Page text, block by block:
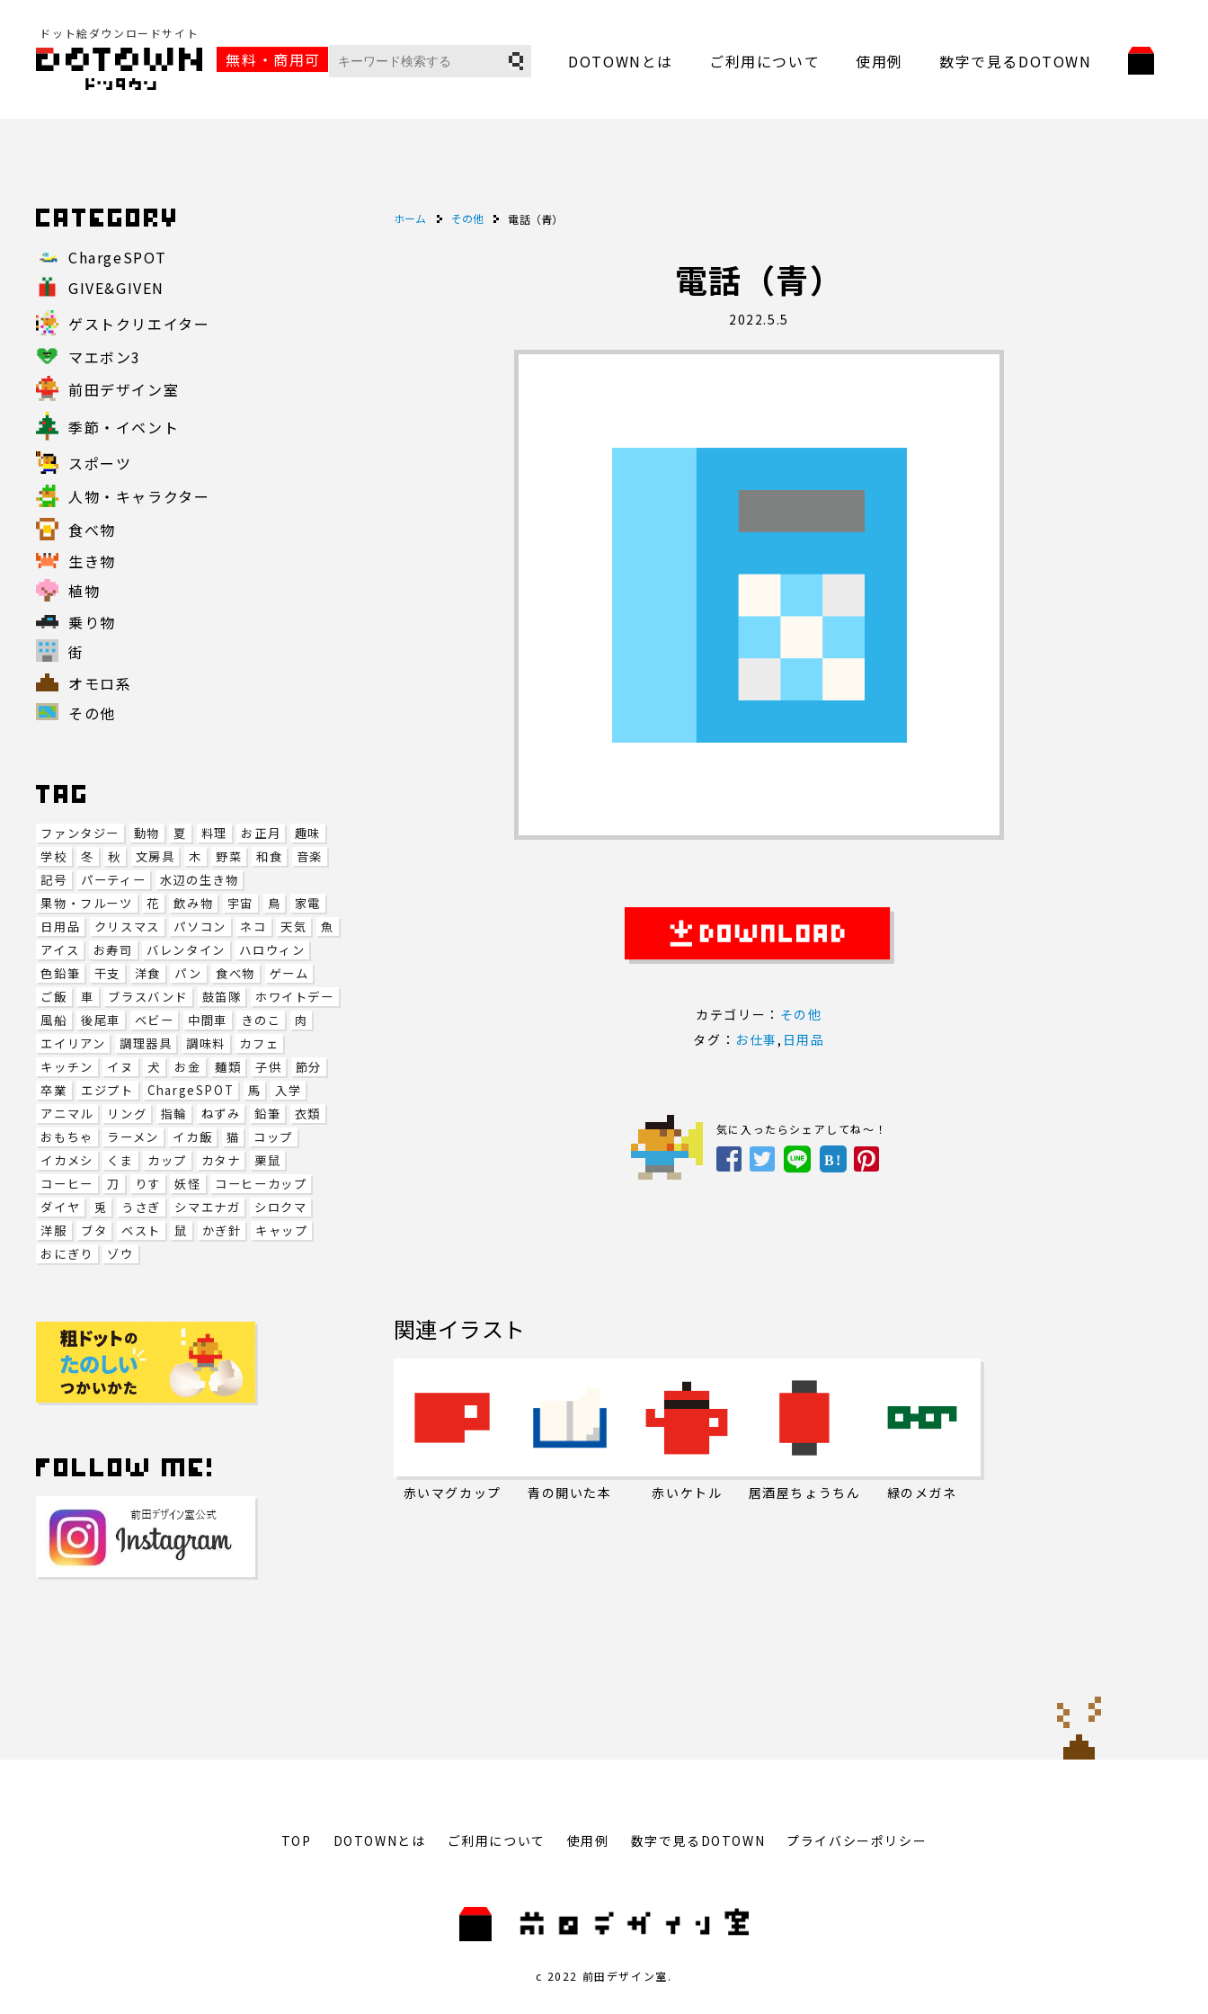
ドット絵ダウンロードサイト
無料・商用可 DOTOWNとは ご利用について 使用例 数字で見るDOTOWN
ChargeSPOT
GIVE&GIVEN
ゲストクリエイター
マエボン3
前田デザイン室
季節・イベント
スポーツ
人物・キャラクター
食べ物
生き物
植物
乗り物
街
オモロ系
その他
ファンタジー 動物 夏 料理 お正月
趣味
学校
冬 秋 文房具 木 野菜 和食
音楽
記号
パーティー
水辺の生き物
果物・フルーツ
花 飲み物 宇宙 鳥
家電
日用品
クリスマス パソコン ネコ 天気
魚
アイス
お寿司 バレンタイン
ハロウィン
色鉛筆
干支 洋食 パン 食べ物
ゲーム
ご飯
車 ブラスバンド 鼓笛隊
ホワイトデー
風船
後尾車 ベビー 中間車 きのこ
肉
エイリアン
調理器具 調味料
カフェ
キッチン
イヌ 犬 お金 麺類 子供
節分
卒業
エジプト ChargeSPOT 馬
入学
アニマル
リング 指輪 ねずみ 鉛筆
衣類
おもちゃ
ラーメン イカ飯 猫
コップ
イカメシ
くま カップ カタナ
栗鼠
コーヒー
刀 りす 妖怪
コーヒーカップ
ダイヤ
兎 うさぎ シマエナガ
シロクマ
洋服
ブタ ベスト 鼠 かぎ針
キャップ
おにぎり
ゾウ
ホーム その他 電話（青）
電話（青）
2022.5.5
カテゴリー： その他
タグ： お仕事 , 日用品
気に入ったらシェアしてね～！
B!
関連イラスト
赤いマグカップ 青の開いた本 赤いケトル 居酒屋ちょうちん 緑のメガネ
TOP DOTOWNとは ご利用について 使用例 数字で見るDOTOWN プライバシーポリシー
c 2022 前田デザイン室.